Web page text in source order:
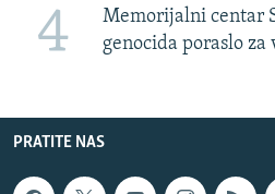
4
Memorijalni centar
genocida poraslo za
PRATITE NAS